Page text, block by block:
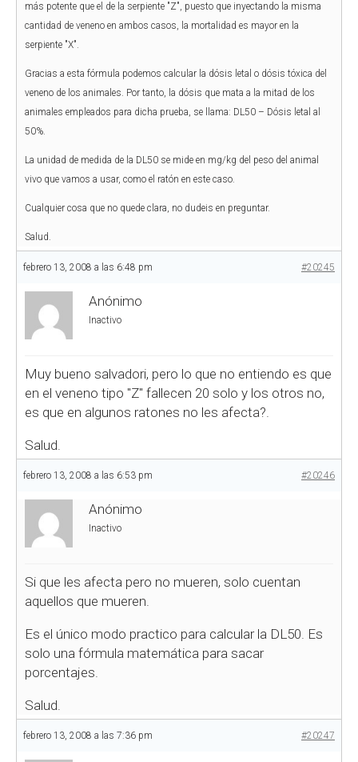
más potente que el de la serpiente "Z", puesto que inyectando la misma
cantidad de veneno en ambos casos, la mortalidad es mayor en la
serpiente "X".
Gracias a esta fórmula podemos calcular la dósis letal o dósis tóxica del
veneno de los animales. Por tanto, la dósis que mata a la mitad de los
animales empleados para dicha prueba, se llama: DL50 – Dósis letal al
50%.
La unidad de medida de la DL50 se mide en mg/kg del peso del animal
vivo que vamos a usar, como el ratón en este caso.
Cualquier cosa que no quede clara, no dudeis en preguntar.
Salud.
febrero 13, 2008 a las 6:48 pm #20245
Anónimo
Inactivo
Muy bueno salvadori, pero lo que no entiendo es que
en el veneno tipo "Z" fallecen 20 solo y los otros no,
es que en algunos ratones no les afecta?.
Salud.
febrero 13, 2008 a las 6:53 pm #20246
Anónimo
Inactivo
Si que les afecta pero no mueren, solo cuentan
aquellos que mueren.
Es el único modo practico para calcular la DL50. Es
solo una fórmula matemática para sacar
porcentajes.
Salud.
febrero 13, 2008 a las 7:36 pm #20247